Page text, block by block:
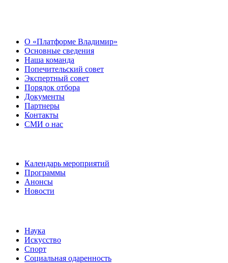
О «Платформе Владимир»
Основные сведения
Наша команда
Попечительский совет
Экспертный совет
Порядок отбора
Документы
Партнеры
Контакты
СМИ о нас
Календарь мероприятий
Программы
Анонсы
Новости
Наука
Искусство
Спорт
Социальная одаренность